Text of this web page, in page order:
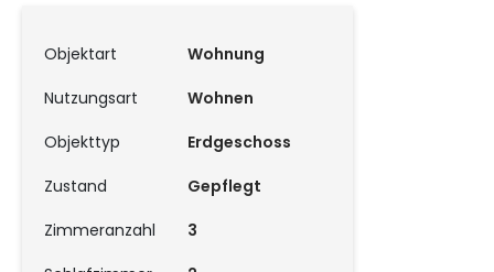
Objektart
Wohnung
Nutzungsart
Wohnen
Objekttyp
Erdgeschoss
Zustand
Gepflegt
Zimmeranzahl
3